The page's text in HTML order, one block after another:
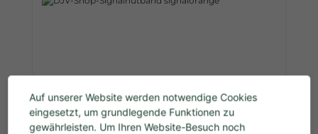
DJV-Shop-Signalhutband signalorange
Auf unserer Website werden notwendige Cookies
eingesetzt, um grundlegende Funktionen zu
gewährleisten. Um Ihren Website-Besuch noch